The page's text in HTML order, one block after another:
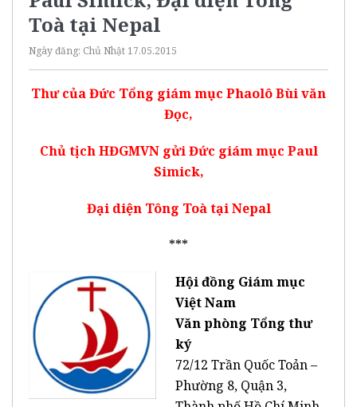
Toà tại Nepal
Ngày đăng: Chủ Nhật 17.05.2015
Thư của Đức Tổng giám mục Phaolô Bùi văn
Đọc,
Chủ tịch HĐGMVN gửi Đức giám mục Paul
Simick,
Đại diện Tông Toà tại Nepal
***
Hội đồng Giám mục
Việt Nam
Văn phòng Tổng thư
ký
72/12 Trần Quốc Toản –
Phường 8, Quận 3,